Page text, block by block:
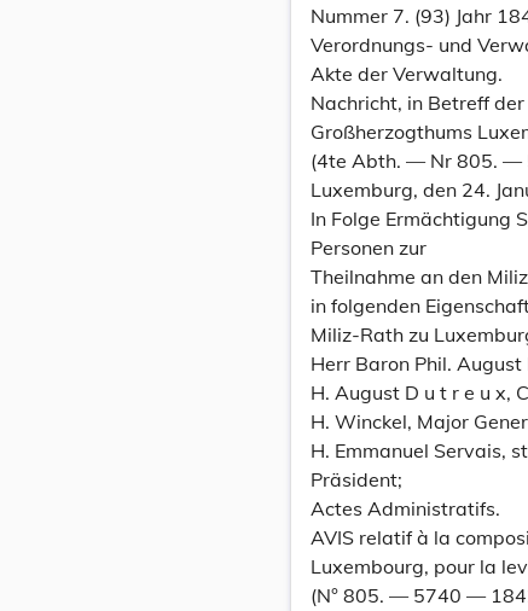
Nummer 7. (93) Jahr
Verordnungs- und
Akte der Verwaltung.
Nachricht, in Betreff
Großherzogthums
(4te Abth. — Nr 805. —
Luxemburg, den 24.
In Folge Ermächtigung
Personen zur
Theilnahme an den
in folgenden
Miliz-Rath zu
Herr Baron Phil.
H. August D u t r e u x,
H. Winckel, Major
H. Emmanuel Servais,
Präsident;
Actes Administratifs.
AVIS relatif à la
Luxembourg, pour la
(N° 805. — 5740 —